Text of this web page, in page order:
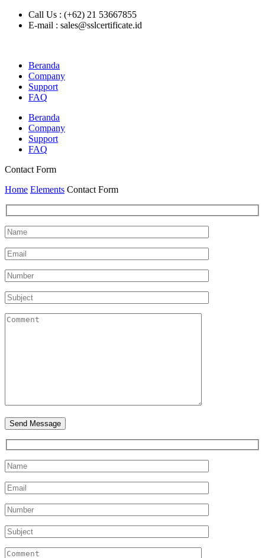
Call Us : (+62) 21 53667855
E-mail : sales@sslcertificate.id
Beranda
Company
Support
FAQ
Beranda
Company
Support
FAQ
Contact Form
Home Elements Contact Form